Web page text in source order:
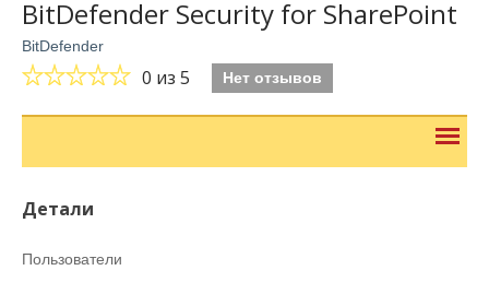
BitDefender Security for SharePoint
BitDefender
0 из 5 Нет отзывов
Детали
Пользователи